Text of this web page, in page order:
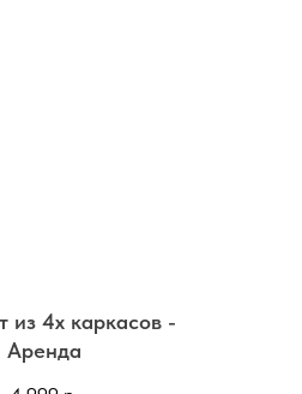
из 4х каркасов -
Аренда